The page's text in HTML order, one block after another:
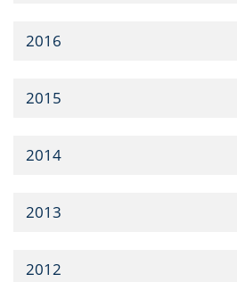
2016
2015
2014
2013
2012